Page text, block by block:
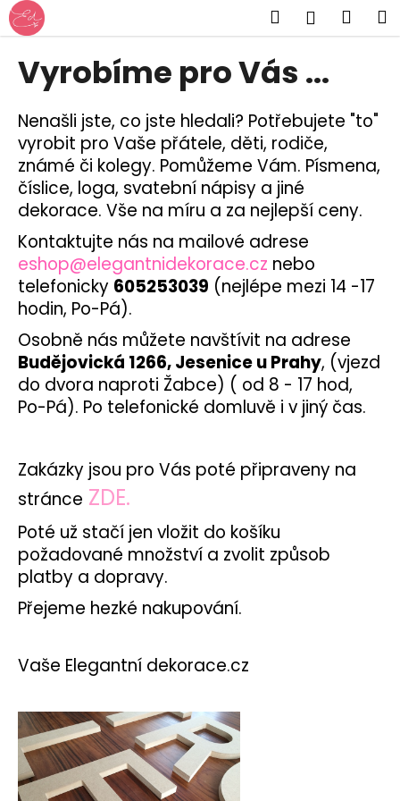
Přejít
na
obsah
Hledat
Vyrobíme pro Vás ...
Nenašli jste, co jste hledali? Potřebujete "to"
vyrobit pro Vaše přátele, děti, rodiče,
známé či kolegy. Pomůžeme Vám. Písmena,
číslice, loga, svatební nápisy a jiné
dekorace. Vše na míru a za nejlepší ceny.
Kontaktujte nás na mailové adrese
eshop@elegantnidekorace.cz nebo
telefonicky 605253039 (nejlépe mezi 14 -17
hodin, Po-Pá).
Osobně nás můžete navštívit na adrese
Budějovická 1266, Jesenice u Prahy, (vjezd
do dvora naproti Žabce) ( od 8 - 17 hod,
Po-Pá). Po telefonické domluvě i v jiný čas.
Zakázky jsou pro Vás poté připraveny na
stránce ZDE.
Poté už stačí jen vložit do košíku
požadované množství a zvolit způsob
platby a dopravy.
Přejeme hezké nakupování.
Vaše Elegantní dekorace.cz
K
o
o
p
o
t
ř
e
b
u
j
e
t
e
n
a
í
t
HLEDAT
o
p
o
r
u